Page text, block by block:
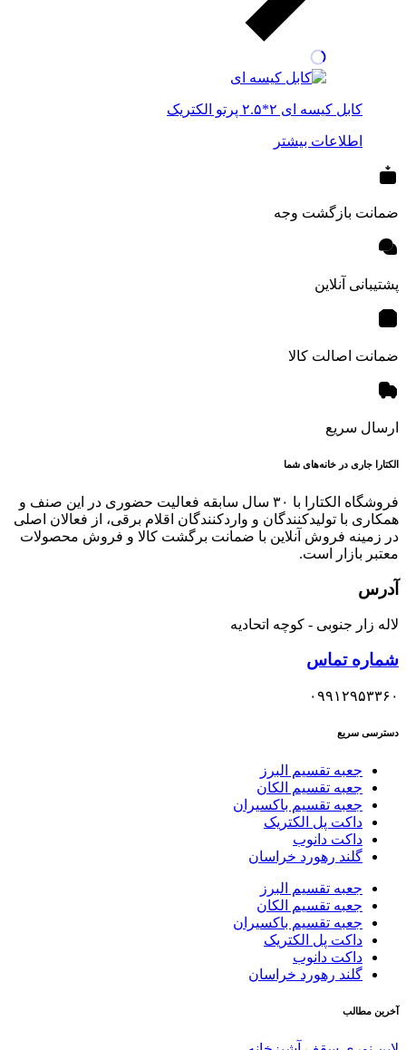
کابل کیسه ای ۲*۲.۵ پرتو الکتریک
اطلاعات بیشتر
ضمانت بازگشت وجه
پشتیبانی آنلاین
ضمانت اصالت کالا
ارسال سریع
الکتارا جاری در خانه‌های شما
فروشگاه الکتارا با ۳۰ سال سابقه فعالیت حضوری در این صنف و
همکاری با تولیدکنندگان و واردکنندگان اقلام برقی، از فعالان اصلی
در زمینه فروش آنلاین با ضمانت برگشت کالا و فروش محصولات
معتبر بازار است.
آدرس
لاله زار جنوبی - کوچه اتحادیه
شماره تماس
۰۹۹۱۲۹۵۳۳۶۰
دسترسی سریع
جعبه تقسیم البرز
جعبه تقسیم الکان
جعبه تقسیم باکسیران
داکت پل الکتریک
داکت دانوب
گلند رهورد خراسان
جعبه تقسیم البرز
جعبه تقسیم الکان
جعبه تقسیم باکسیران
داکت پل الکتریک
داکت دانوب
گلند رهورد خراسان
آخرین مطالب